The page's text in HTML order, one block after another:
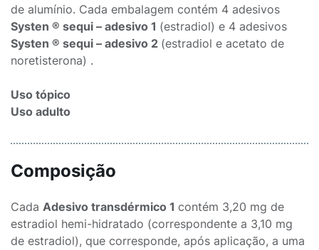
de alumínio. Cada embalagem contém 4 adesivos
Systen ® sequi – adesivo 1 (estradiol) e 4 adesivos
Systen ® sequi – adesivo 2 (estradiol e acetato de
noretisterona) .
Uso tópico
Uso adulto
Composição
Cada Adesivo transdérmico 1 contém 3,20 mg de
estradiol hemi-hidratado (correspondente a 3,10 mg
de estradiol), que corresponde, após aplicação, a uma